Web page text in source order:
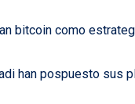
bitcoin como
han pospuesto sus